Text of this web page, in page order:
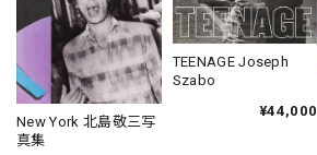
New York 北島敬三写
真集
TEENAGE Joseph
Szabo
¥44,000